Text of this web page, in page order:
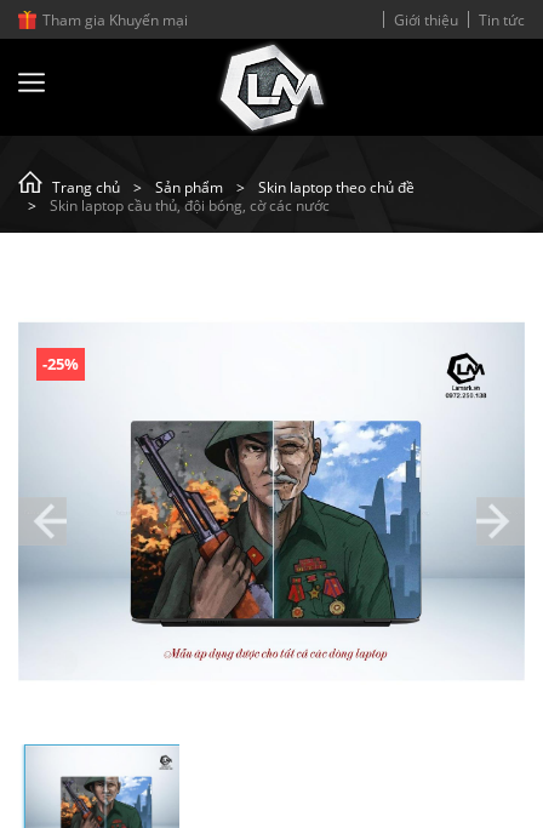
Giới thiệu Tin tức
Tham gia Khuyến mại
-
Trang chủ Sản phẩm
Skin laptop theo chủ đề
Skin laptop cầu thủ, đội bóng, cờ các nước
-25%